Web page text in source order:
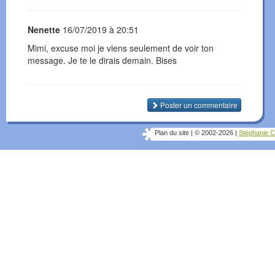
Nenette 16/07/2019 à 20:51
Mimi, excuse moi je viens seulement de voir ton
message. Je te le dirais demain. Bises
Poster un commentaire
Plan du site | © 2002-2026 | Stéphanie C